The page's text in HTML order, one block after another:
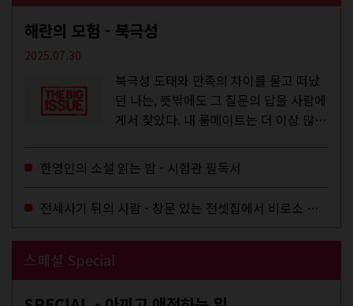
해란의 모험 - 북극성
2025.07.30
북극성 도태와 만족의 차이를 묻고 떠났
던 나는, 뜻밖에도 그 질문의 답을 사람에
게서 찾았다. 내 룸메이트는 더 이상 많은
한영인의 소설 읽는 밤 - 시험관 필독서
전세사기 뒤의 사람 - 창문 있는 전셋집에서 비로소 겨울 이불을 샀다
스페셜 Special